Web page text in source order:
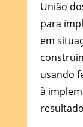
União
para
em
usando
à